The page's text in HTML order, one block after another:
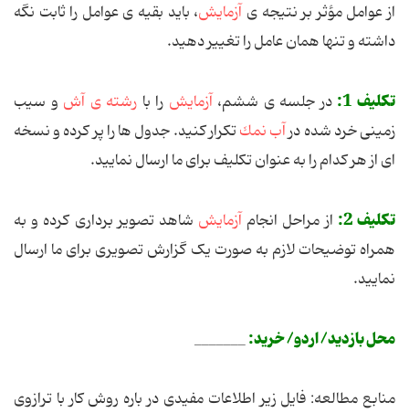
از عوامل مؤثر بر نتیجه ی آزمایش،‌ باید بقیه ی عوامل را ثابت نگه
داشته و تنها همان عامل را تغییر دهید.
تکلیف 1: در جلسه ی ششم، آزمایش را با رشته ی آش و سیب
زمینی خرد شده درآبنمكتكرار کنید. جدول ها را پر کرده و نسخه
ای از هر کدام را به عنوان تکلیف برای ما ارسال نمایید.
تکلیف 2: از مراحل انجام آزمایش شاهد تصویر برداری کرده و به
همراه توضیحات لازم به صورت یک گزارش تصویری برای ما ارسال
نمایید.
محل بازدید/ اردو/ خرید:_______
منابع مطالعه: فایل زیر اطلاعات مفیدی در باره روش کار با ترازوی